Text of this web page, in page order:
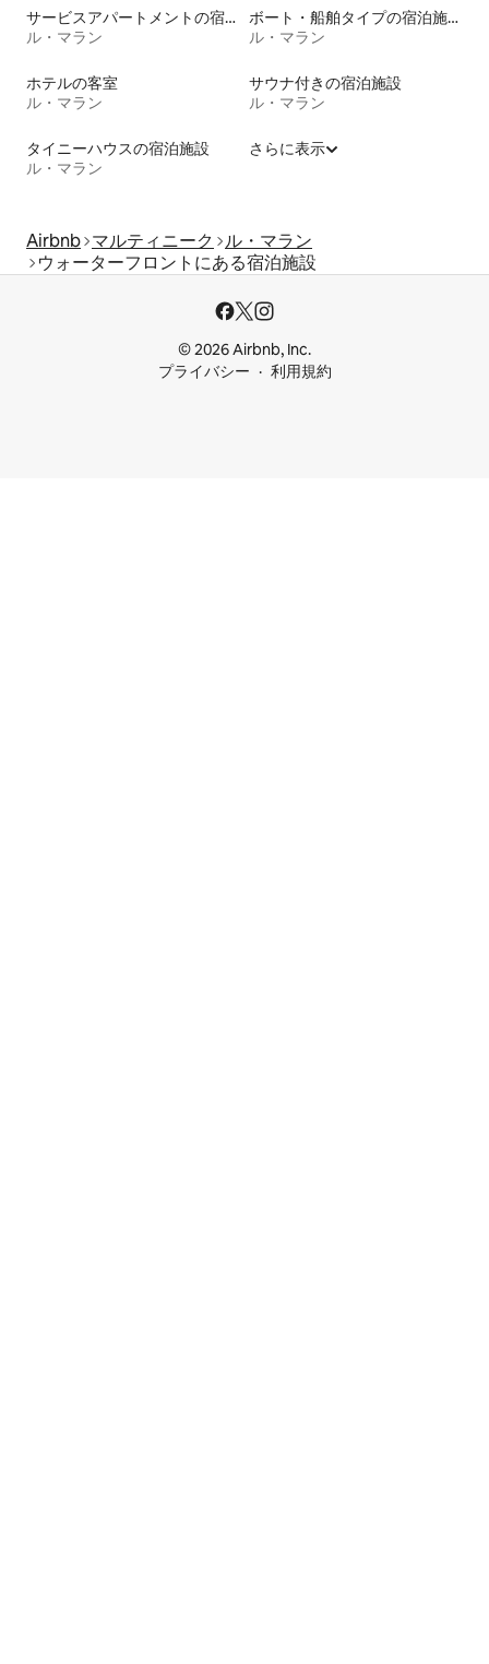
サービスアパートメントの宿泊施設
ル・マラン
ボート・船舶タイプの宿泊施設
ル・マラン
ホテルの客室
ル・マラン
サウナ付きの宿泊施設
ル・マラン
タイニーハウスの宿泊施設
ル・マラン
さらに表示
Airbnb マルティニーク
ル・マラン
ウォーターフロントにある宿泊施設
© 2026 Airbnb, Inc.
プライバシー
利用規約